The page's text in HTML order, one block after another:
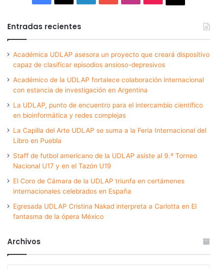
Entradas recientes
Académica UDLAP asesora un proyecto que creará dispositivo
capaz de clasificar episodios ansioso-depresivos
Académico de la UDLAP fortalece colaboración internacional
con estancia de investigación en Argentina
La UDLAP, punto de encuentro para el intercambio científico
en bioinformática y redes complejas
La Capilla del Arte UDLAP se suma a la Feria Internacional del
Libro en Puebla
Staff de futbol americano de la UDLAP asiste al 9.º Torneo
Nacional U17 y en el Tazón U19
El Coro de Cámara de la UDLAP triunfa en certámenes
internacionales celebrados en España
Egresada UDLAP Cristina Nakad interpreta a Carlotta en El
fantasma de la ópera México
Archivos